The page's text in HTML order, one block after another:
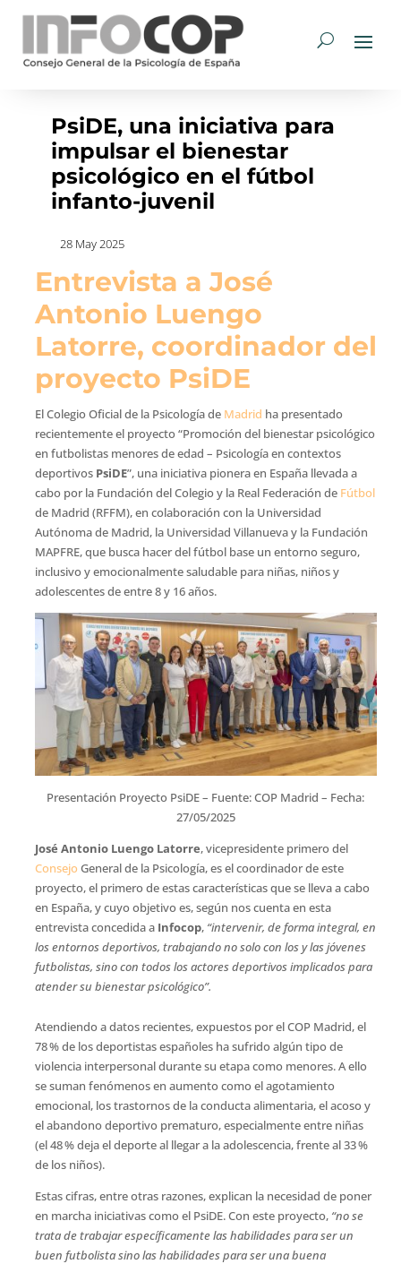
PsiDE, una iniciativa para
impulsar el bienestar
psicológico en el fútbol
infanto-juvenil
28 May 2025
Entrevista a José
Antonio Luengo
Latorre, coordinador del
proyecto PsiDE
El Colegio Oficial de la Psicología de Madrid ha presentado
recientemente el proyecto “Promoción del bienestar psicológico
en futbolistas menores de edad – Psicología en contextos
deportivos PsiDE”, una iniciativa pionera en España llevada a
cabo por la Fundación del Colegio y la Real Federación de Fútbol
de Madrid (RFFM), en colaboración con la Universidad
Autónoma de Madrid, la Universidad Villanueva y la Fundación
MAPFRE, que busca hacer del fútbol base un entorno seguro,
inclusivo y emocionalmente saludable para niñas, niños y
adolescentes de entre 8 y 16 años.
Presentación Proyecto PsiDE – Fuente: COP Madrid – Fecha:
27/05/2025
José Antonio Luengo Latorre, vicepresidente primero del
Consejo General de la Psicología, es el coordinador de este
proyecto, el primero de estas características que se lleva a cabo
en España, y cuyo objetivo es, según nos cuenta en esta
entrevista concedida a Infocop, “intervenir, de forma integral, en
los entornos deportivos, trabajando no solo con los y las jóvenes
futbolistas, sino con todos los actores deportivos implicados para
atender su bienestar psicológico”.
Atendiendo a datos recientes, expuestos por el COP Madrid, el
78 % de los deportistas españoles ha sufrido algún tipo de
violencia interpersonal durante su etapa como menores. A ello
se suman fenómenos en aumento como el agotamiento
emocional, los trastornos de la conducta alimentaria, el acoso y
el abandono deportivo prematuro, especialmente entre niñas
(el 48 % deja el deporte al llegar a la adolescencia, frente al 33 %
de los niños).
Estas cifras, entre otras razones, explican la necesidad de poner
en marcha iniciativas como el PsiDE. Con este proyecto, “no se
trata de trabajar específicamente las habilidades para ser un
buen futbolista sino las habilidades para ser una buena